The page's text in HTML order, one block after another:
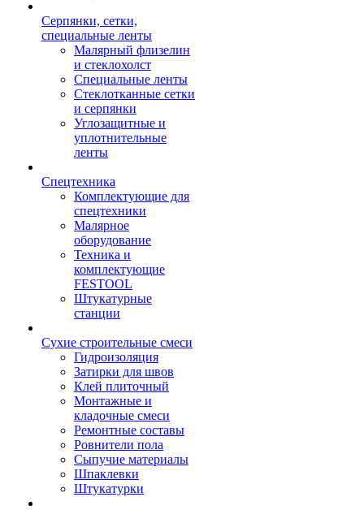
Серпянки, сетки,
специальные ленты
Малярный флизелин
и стеклохолст
Специальные ленты
Стеклотканные сетки
и серпянки
Углозащитные и
уплотнительные
ленты
Спецтехника
Комплектующие для
спецтехники
Малярное
оборудование
Техника и
комплектующие
FESTOOL
Штукатурные
станции
Сухие строительные смеси
Гидроизоляция
Затирки для швов
Клей плиточный
Монтажные и
кладочные смеси
Ремонтные составы
Ровнители пола
Сыпучие материалы
Шпаклевки
Штукатурки